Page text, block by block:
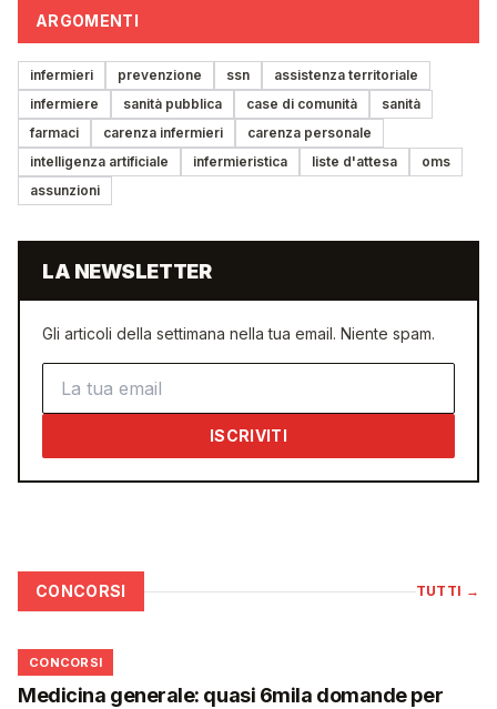
ARGOMENTI
infermieri prevenzione ssn
assistenza territoriale
infermiere
sanità pubblica case di comunità
sanità
farmaci
carenza infermieri
carenza personale
intelligenza artificiale
infermieristica liste d'attesa
oms
assunzioni
LA NEWSLETTER
Gli articoli della settimana nella tua email. Niente spam.
ISCRIVITI
CONCORSI TUTTI →
📋
CONCORSI
Medicina generale: quasi 6mila domande per